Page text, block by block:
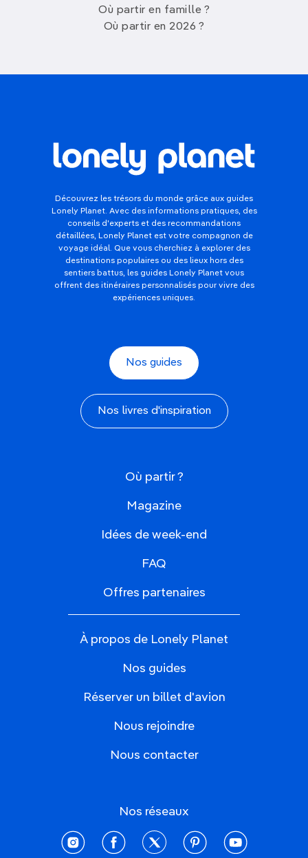
Où partir en famille ?
Où partir en 2026 ?
Découvrez les trésors du monde grâce aux guides
Lonely Planet. Avec des informations pratiques, des
conseils d'experts et des recommandations
détaillées, Lonely Planet est votre compagnon de
voyage idéal. Que vous cherchiez à explorer des
destinations populaires ou des lieux hors des
sentiers battus, les guides Lonely Planet vous
offrent des itinéraires personnalisés pour vivre des
expériences uniques.
Nos guides
Nos livres d'inspiration
Où partir ?
Magazine
Idées de week-end
FAQ
Offres partenaires
À propos de Lonely Planet
Nos guides
Réserver un billet d'avion
Nous rejoindre
Nous contacter
Nos réseaux
instagramfacebooktwitter pinterestyoutube